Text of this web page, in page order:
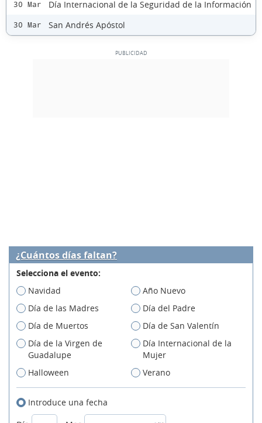
30 Mar Día Internacional de la Seguridad de la Información
30 Mar San Andrés Apóstol
¿Cuántos días faltan?
Selecciona el evento:
Navidad
Año Nuevo
Día de las Madres
Día del Padre
Día de Muertos
Día de San Valentín
Día de la Virgen de
Guadalupe
Día Internacional de la
Mujer
Halloween
Verano
Introduce una fecha